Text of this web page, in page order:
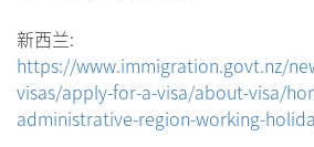
新西兰:
https://www.immigration.govt.nz/
visas/apply-for-a-visa/about-visa/
administrative-region-working-